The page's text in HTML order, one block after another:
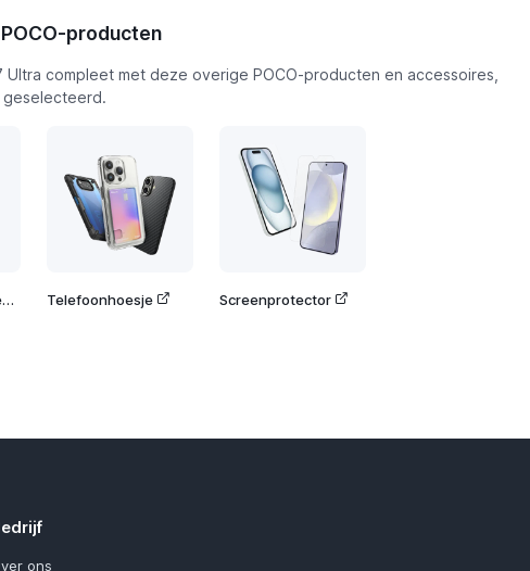
producten
Ultra compleet met deze overige POCO-producten en accessoires,
POCO Buds Pro Genshin Impact Edition Telefoonhoesje Screenprotector
ons